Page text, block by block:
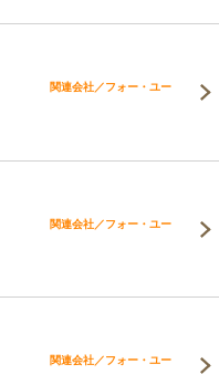
関連会社／フォー・ユー
関連会社／フォー・ユー
関連会社／フォー・ユー